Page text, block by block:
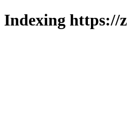
Indexing https://